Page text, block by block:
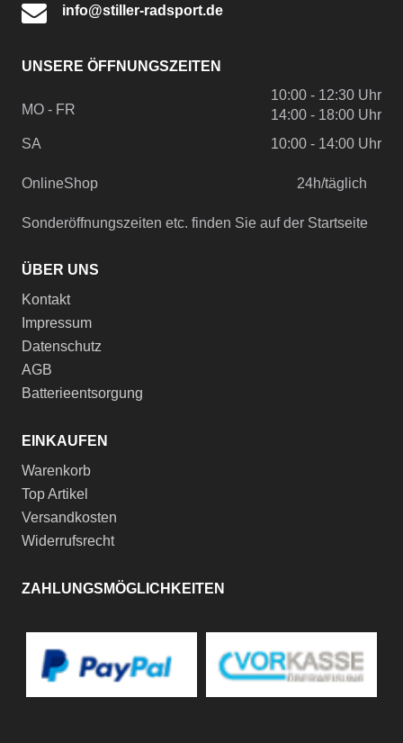
info@stiller-radsport.de
UNSERE ÖFFNUNGSZEITEN
MO - FR
10:00 - 12:30 Uhr
14:00 - 18:00 Uhr
SA
10:00 - 14:00 Uhr
OnlineShop 24h/täglich
Sonderöffnungszeiten etc. finden Sie auf der Startseite
ÜBER UNS
Kontakt
Impressum
Datenschutz
AGB
Batterieentsorgung
EINKAUFEN
Warenkorb
Top Artikel
Versandkosten
Widerrufsrecht
ZAHLUNGSMÖGLICHKEITEN